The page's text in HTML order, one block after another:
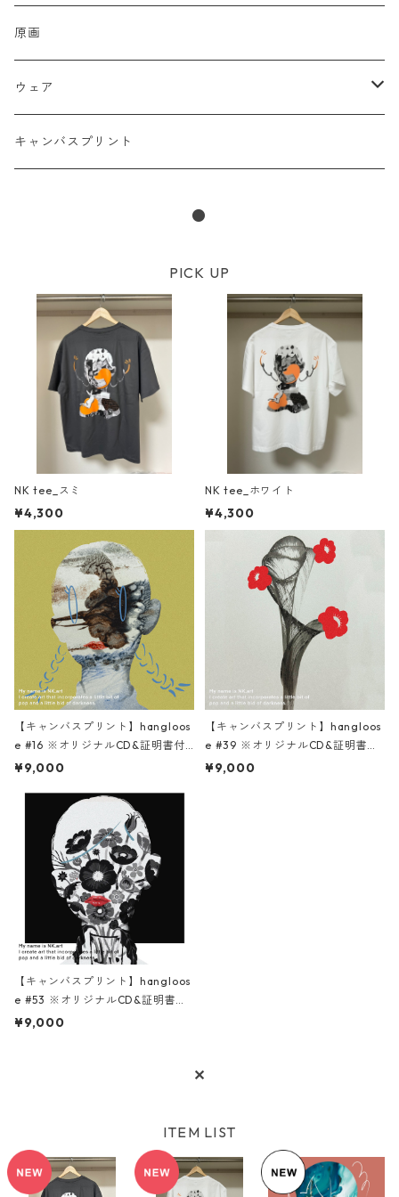
小銭入れ
ポーチ
ミラー
バッグ
ピンバッチ
原画
ウェア
Tシャツ
キャンバスプリント
●
PICK UP
NK tee_スミ
¥4,300
NK tee_ホワイト
¥4,300
【キャンバスプリント】hangloos
e #16 ※オリジナルCD&証明書付
き
¥9,000
【キャンバスプリント】hangloos
e #39 ※オリジナルCD&証明書付
き
¥9,000
【キャンバスプリント】hangloos
e #53 ※オリジナルCD&証明書付
き
¥9,000
✕
ITEM LIST